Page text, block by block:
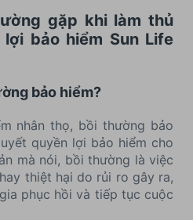
gặp khi làm thủ
bảo hiểm Sun Life
bảo hiểm?
nhân thọ, bồi thường bảo
quyền lợi bảo hiểm cho
mà nói, bồi thường là việc
thiệt hại do rủi ro gây ra,
phục hồi và tiếp tục cuộc